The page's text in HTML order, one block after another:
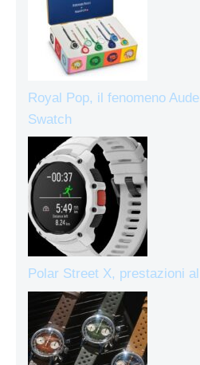
Royal Pop, il fenomeno
Swatch
Polar Street X, prestazioni